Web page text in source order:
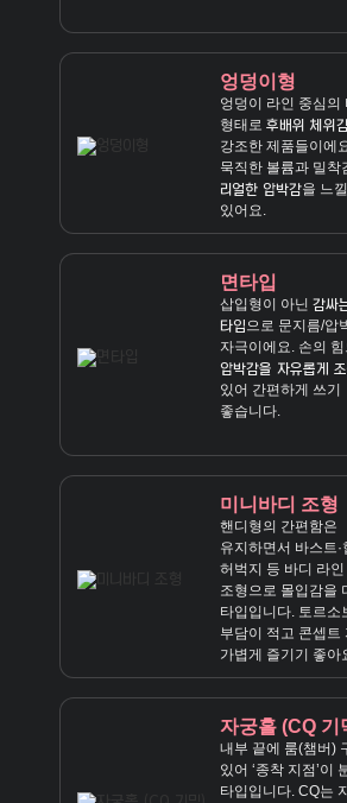
엉덩이형
엉덩이 라인 중심의
형태로 후배위 체위
강조한 제품들이에
묵직한 볼륨과 밀착
리얼한 압박감을 느
있어요.
면타입
삽입형이 아닌 감싸
타입으로 문지름/압
자극이에요. 손의 힘
압박감을 자유롭게 조
있어 간편하게 쓰기
좋습니다.
미니바디 조형
핸디형의 간편함은
유지하면서 바스트·
허벅지 등 바디 라인
조형으로 몰입감을
타입입니다. 토르소
부담이 적고 콘셉트
가볍게 즐기기 좋아
자궁홀 (CQ 기
내부 끝에 룸(챔버)
있어 ‘종착 지점’이
타입입니다. CQ는